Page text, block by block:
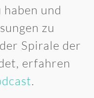
und
zu
Spirale der
erfahren
.